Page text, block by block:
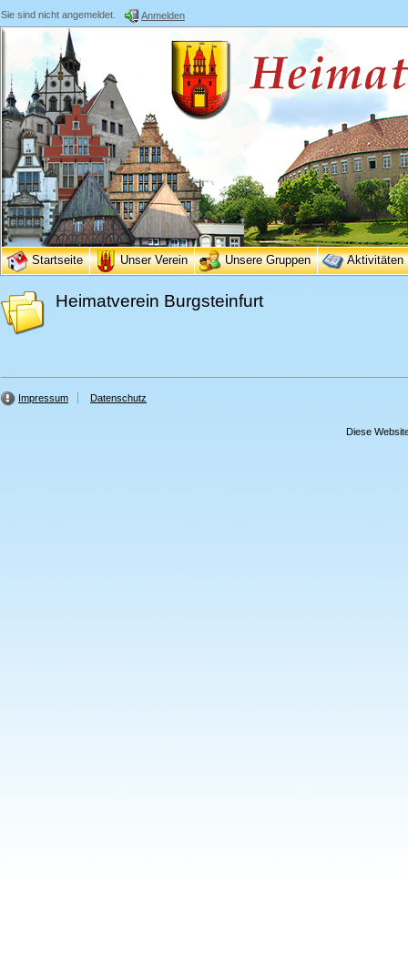
Sie sind nicht angemeldet. Anmelden
Startseite Unser Verein Unsere Gruppen Aktivitäten
Heimatverein Burgsteinfurt
Impressum Datenschutz
Diese